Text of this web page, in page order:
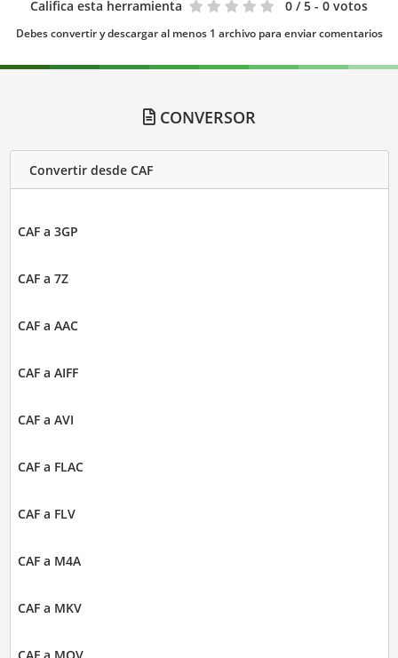
Califica esta herramienta 0 / 5 - 0 votos
Debes convertir y descargar al menos 1 archivo para enviar comentarios
CONVERSOR
Convertir desde CAF
CAF a 3GP
CAF a 7Z
CAF a AAC
CAF a AIFF
CAF a AVI
CAF a FLAC
CAF a FLV
CAF a M4A
CAF a MKV